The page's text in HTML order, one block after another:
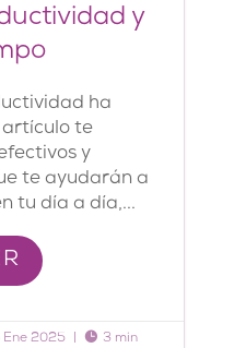
y
ha
artículo te
y
te ayudarán a
tu día a día,...
Ene 2025  3 min